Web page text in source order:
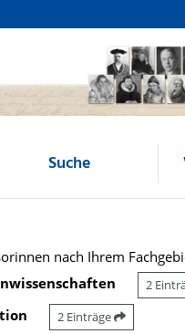
Suche
nach Ihrem
2
2 Einträge